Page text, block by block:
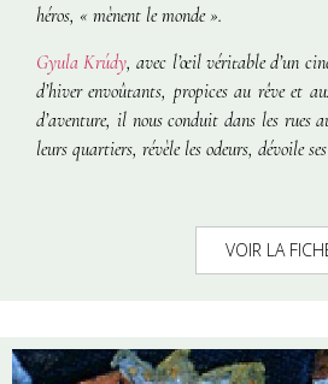
héros, « mènent le monde ».
Gyula Krúdy, avec l’œil véritable d’un
d’hiver envoûtants, propices au rêve et
d’aventure, il nous conduit dans les rues
leurs quartiers, révèle les odeurs, dévoile
VOIR LA